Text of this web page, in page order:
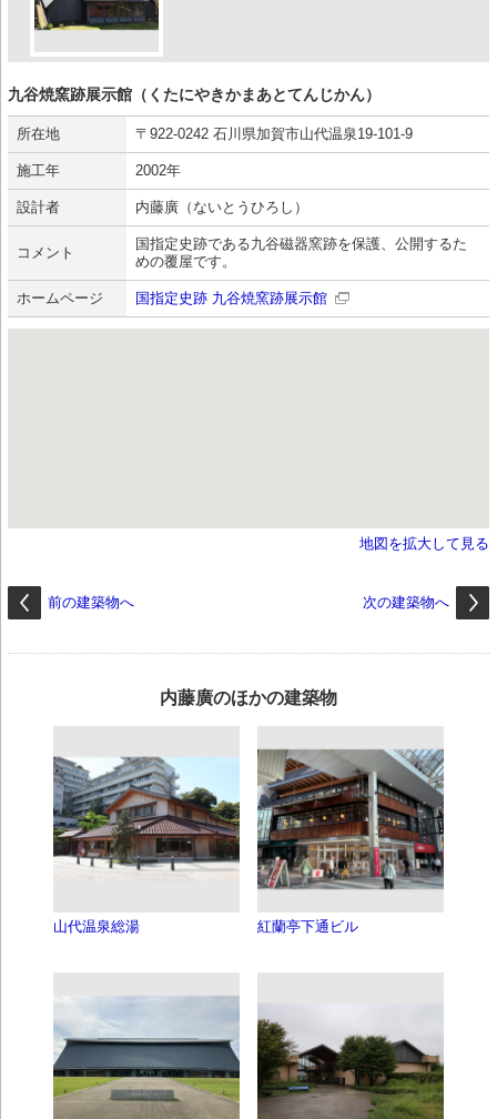
九谷焼窯跡展示館（くたにやきかまあとてんじかん）
所在地 〒922-0242 石川県加賀市山代温泉19-101-9
施工年 2002年
設計者 内藤廣（ないとうひろし）
コメント
国指定史跡である九谷磁器窯跡を保護、公開するた
めの覆屋です。
ホームページ 国指定史跡 九谷焼窯跡展示館
地図を拡大して見る
前の建築物へ 次の建築物へ
内藤廣のほかの建築物
山代温泉総湯 紅蘭亭下通ビル